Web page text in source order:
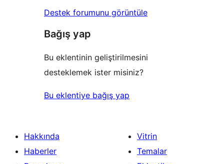
Destek forumunu görüntüle
Bağış yap
Bu eklentinin geliştirilmesini
desteklemek ister misiniz?
Bu eklentiye bağış yap
Hakkında
Haberler
Vitrin
Temalar